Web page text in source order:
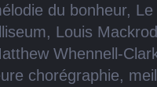
du bonheur,
, Louis
Whennell-
chorégraphie,